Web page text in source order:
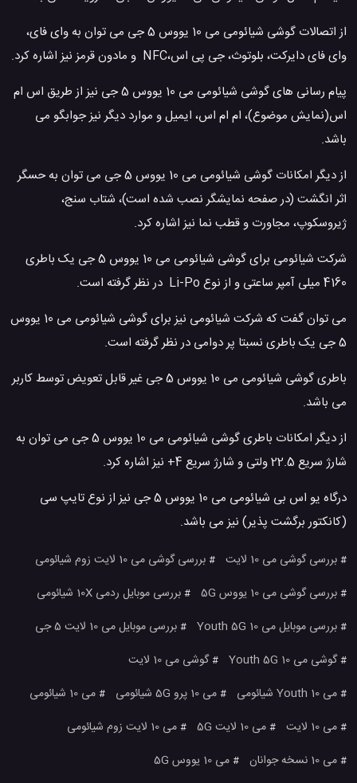
از اتصالات گوشی شیائومی می 10 یووس 5 جی می توان به وای فای،
وای فای دایرکت، بلوتوث، جی پی اس،NFC و مادون قرمز نیز اشاره کرد.
پیام رسانی های گوشی شیائومی می 10 یووس 5 جی نیز از طریق اس ام
اس(نمایش موضوع)، ام ام اس، ایمیل و موارد دیگر نیز جوابگو می
باشد.
از دیگر امکانات گوشی شیائومی می 10 یووس 5 جی می توان به حسگر
اثر انگشت (در صفحه نمایشگر نصب شده است)، شتاب سنج،
ژیروسکوپ، مجاورت و قطب نما نیز اشاره کرد.
شرکت شیائومی برای گوشی شیائومی می 10 یووس 5 جی یک باطری
4160 میلی آمپر ساعتی و از نوع Li-Po در نظر گرفته است.
می توان گفت که شرکت شیائومی نیز برای گوشی شیائومی می 10 یووس
5 جی یک باطری نسبتا پر دوامی در نظر گرفته است.
باطری گوشی شیائومی می 10 یووس 5 جی غیر قابل تعویض توسط کاربر
می باشد.
از دیگر امکانات باطری گوشی شیائومی می 10 یووس 5 جی می توان به
شارژ سریع 22.5 ولتی و شارژ سریع 4+ نیز اشاره کرد.
درگاه یو اس بی شیائومی می 10 یووس 5 جی نیز از نوع تایپ سی
(کانکتور برگشت پذیر) نیز می باشد.
# بررسی گوشی می 10 لایت # بررسی گوشی می 10 لایت زوم شیائومی
# بررسی گوشی می 10 یووس 5G # بررسی موبایل ردمی 10X شیائومی
# بررسی موبایل می 10 Youth 5G # بررسی موبایل می 10 لایت 5 جی
# گوشی می 10 Youth 5G # گوشی می 10 لایت
# می 10 Youth شیائومی # می 10 پرو 5G شیائومی # می 10 شیائومی
# می 10 لایت # می 10 لایت 5G # می 10 لایت زوم شیائومی
# می 10 نسخه جوانان # می 10 یووس 5G